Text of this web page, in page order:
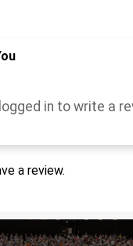
a review.